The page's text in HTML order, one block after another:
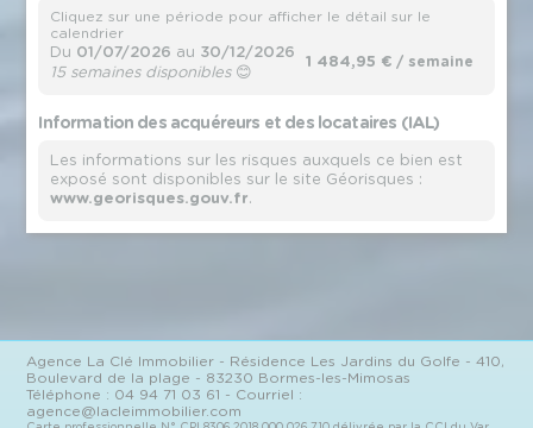
Cliquez sur une période pour afficher le détail sur le
calendrier
Du 01/07/2026 au 30/12/2026
15 semaines disponibles😊
1 484,95 € / semaine
Information des acquéreurs et des locataires (IAL)
Les informations sur les risques auxquels ce bien est
exposé sont disponibles sur le site Géorisques :
www.georisques.gouv.fr.
Agence La Clé Immobilier - Résidence Les Jardins du Golfe - 410,
Boulevard de la plage - 83230 Bormes-les-Mimosas
Téléphone : 04 94 71 03 61 - Courriel :
agence@lacleimmobilier.com